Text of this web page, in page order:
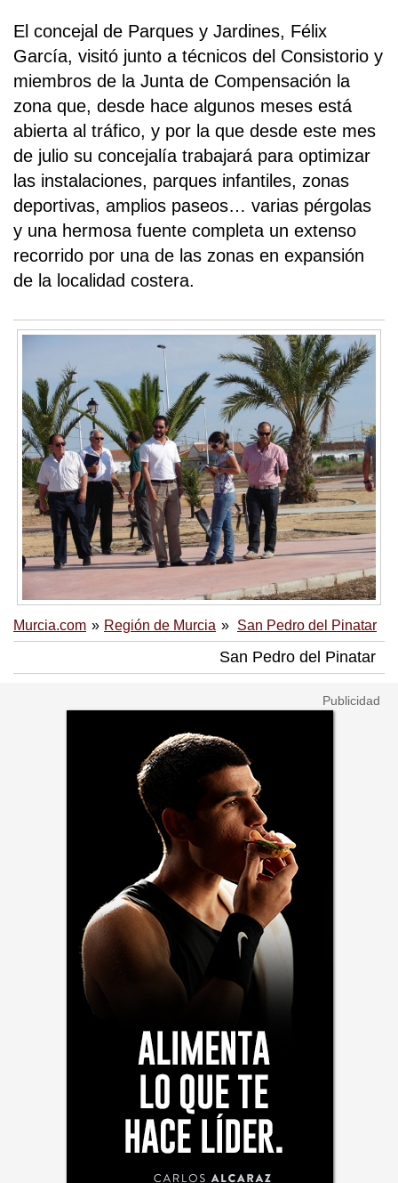
El concejal de Parques y Jardines, Félix
García, visitó junto a técnicos del Consistorio y
miembros de la Junta de Compensación la
zona que, desde hace algunos meses está
abierta al tráfico, y por la que desde este mes
de julio su concejalía trabajará para optimizar
las instalaciones, parques infantiles, zonas
deportivas, amplios paseos… varias pérgolas
y una hermosa fuente completa un extenso
recorrido por una de las zonas en expansión
de la localidad costera.
Murcia.com Región de Murcia San Pedro del Pinatar
San Pedro del Pinatar